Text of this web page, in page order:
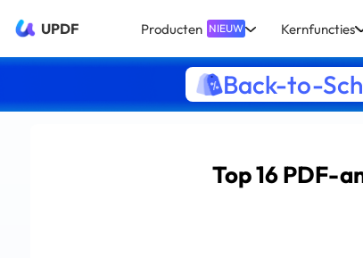
UPDF Producten NIEUW Kernfuncties
Back-to-
Top 16 PDF-